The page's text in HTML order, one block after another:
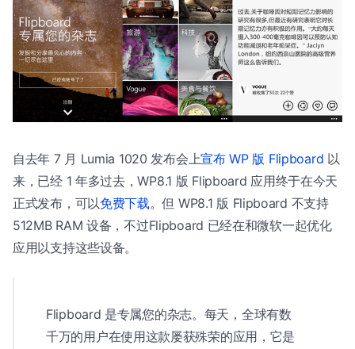
自去年 7 月 Lumia 1020 发布会上宣布 WP 版 Flipboard 以
来，已经 1 年多过去，WP8.1 版 Flipboard 应用终于在今天
正式发布，可以免费下载。但 WP8.1 版 Flipboard 不支持
512MB RAM 设备，不过Flipboard 已经在和微软一起优化
应用以支持这些设备。
Flipboard 是专属您的杂志。每天，全球有数
千万的用户在使用这款屡获殊荣的应用，它是